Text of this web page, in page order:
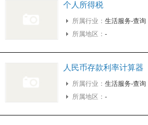
个人所得税
所属行业： 生活服务-查询
所属地区： -
人民币存款利率计算器
所属行业： 生活服务-查询
所属地区： -